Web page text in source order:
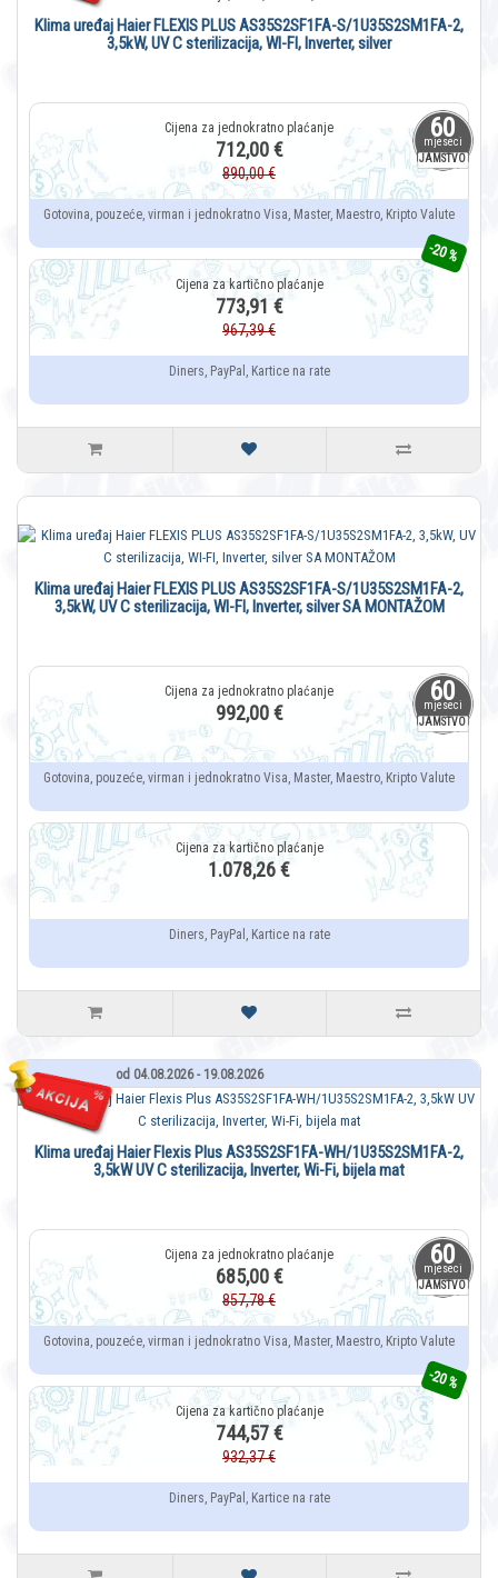
60
mjeseci
JAMSTVO
Klima uređaj Haier FLEXIS PLUS AS35S2SF1FA-S/1U35S2SM1FA-2,
3,5kW, UV C sterilizacija, WI-FI, Inverter, silver
712,00 €
890,00 €
Gotovina, pouzeće, virman i jednokratno Visa, Master, Maestro, Kripto Valute
-20 %
773,91 €
967,39 €
Diners, PayPal, Kartice na rate
60
mjeseci
JAMSTVO
Klima uređaj Haier FLEXIS PLUS AS35S2SF1FA-S/1U35S2SM1FA-2,
3,5kW, UV C sterilizacija, WI-FI, Inverter, silver SA MONTAŽOM
992,00 €
Gotovina, pouzeće, virman i jednokratno Visa, Master, Maestro, Kripto Valute
1.078,26 €
Diners, PayPal, Kartice na rate
od 04.08.2026 - 19.08.2026
60
mjeseci
JAMSTVO
Klima uređaj Haier Flexis Plus AS35S2SF1FA-WH/1U35S2SM1FA-2,
3,5kW UV C sterilizacija, Inverter, Wi-Fi, bijela mat
685,00 €
857,78 €
Gotovina, pouzeće, virman i jednokratno Visa, Master, Maestro, Kripto Valute
-20 %
744,57 €
932,37 €
Diners, PayPal, Kartice na rate